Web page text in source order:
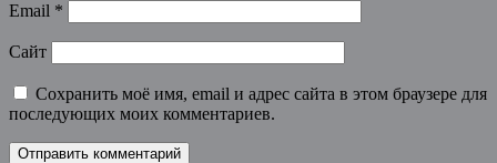
Email *
Сайт
Сохранить моё имя, email и адрес сайта в этом браузере для
последующих моих комментариев.